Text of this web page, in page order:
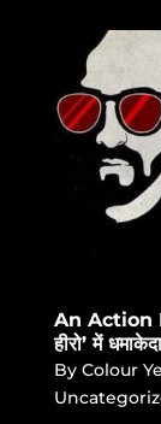
An Action
हीरो’ में
By Colour